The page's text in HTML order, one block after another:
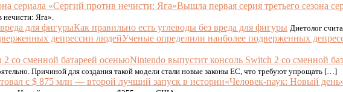
Вышла первая серия третьего сезона
нечисти: Яга».
Как правильно есть углеводы без вреда для фигуры Диетолог
Ученые определили наиболее подверженных
Nintendo выпустит консоль Switch 2 со сменной
Причиной для создания такой модели стали новые законы ЕС, что требуют упрощать […]
«Человек-паук: Новый